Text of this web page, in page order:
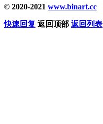
© 2020-2021 www.binart.cc
快速回复 返回顶部 返回列表